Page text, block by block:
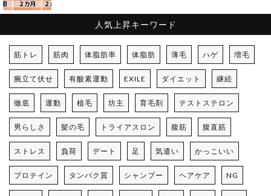
人気上昇キーワード
筋トレ 筋肉 体脂肪率 体脂肪 薄毛 ハゲ 増毛
腕立て伏せ 有酸素運動 EXILE ダイエット 継続
徹底 運動 植毛 坊主 育毛剤 テストステロン
男らしさ 髪の毛 トライアスロン 腹筋 腹直筋
ストレス 負荷 デート 足 気遣い かっこいい
プロテイン タンパク質 シャンプー ヘアケア NG